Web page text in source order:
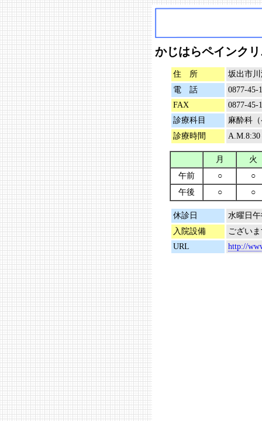
かじはらペインク
住 所
坂出市川
電 話
0877-45-
FAX
0877-45-
診療科目
麻酔科
診療時間
月
火
午前
○
○
午後
○ ○
休診日
水曜日
入院設備
ござい
URL
http://